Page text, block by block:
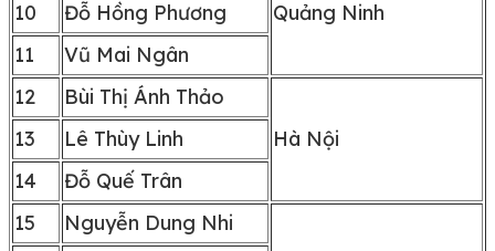
Quảng Ninh
10
Đỗ Hồng Phương
11
Vũ Mai Ngân
12
Bùi Thị Ánh Thảo
Hà Nội
13
Lê Thùy Linh
14
Đỗ Quế Trân
15
Nguyễn Dung Nhi